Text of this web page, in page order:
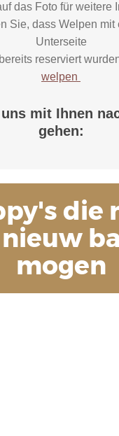
das Foto für weitere
Sie, dass Welpen mit
Unterseite
bereits reserviert
welpen
mit Ihnen
gehen: